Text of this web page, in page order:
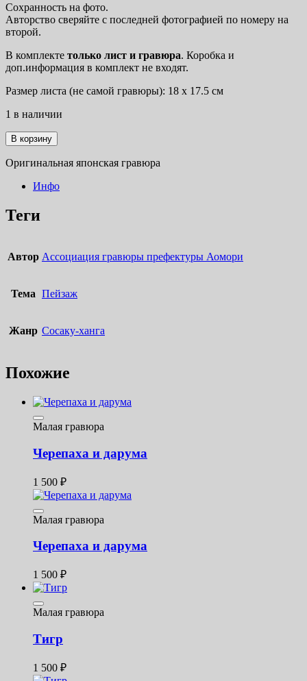
Сохранность на фото.
Авторство сверяйте с последней фотографией по номеру на
второй.
В комплекте только лист и гравюра. Коробка и
доп.информация в комплект не входят.
Размер листа (не самой гравюры): 18 х 17.5 см
1 в наличии
Количество
товара
Высокий
В корзину
Оригинальная японская гравюра
Инфо
Теги
Автор Ассоциация гравюры префектуры Аомори
Тема Пейзаж
Жанр Сосаку-ханга
Похожие
Малая гравюра
Черепаха и дарума
1 500 ₽
Малая гравюра
Черепаха и дарума
1 500 ₽
Малая гравюра
Тигр
1 500 ₽